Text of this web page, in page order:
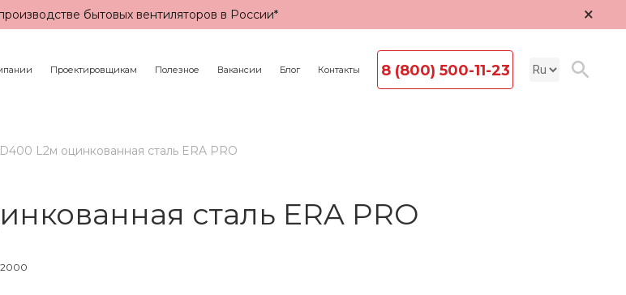
бытовых вентиляторов в России* ×
Проектировщикам Полезное Вакансии Блог Контакты 8 (800) 500-11-23
L2м оцинкованная сталь ERA PRO
сталь ERA PRO